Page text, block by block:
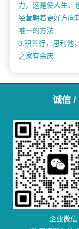
力，这是使人生、
经营朝着更好方向
唯一的方法
3.积善行，思利他
之家有余庆
诚信 /
企业微信